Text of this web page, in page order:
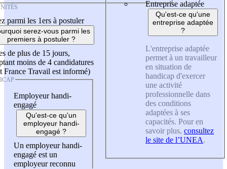
parmi les 1ers à postuler
serez-vous parmi les
premiers à postuler ?
de plus de 15 jours,
moins de 4 candidatures
France Travail est informé)
Employeur handi-
engagé
Qu'est-ce qu'un
employeur handi-
engagé ?
Un employeur handi-
engagé est un
employeur reconnu
Entreprise adaptée
Qu'est-ce qu'une
entreprise adaptée
?
L'entreprise adaptée
permet à un travailleur
en situation de
handicap d'exercer
une activité
professionnelle dans
des conditions
adaptées à ses
capacités. Pour en
savoir plus, consultez
le site de l’UNEA.